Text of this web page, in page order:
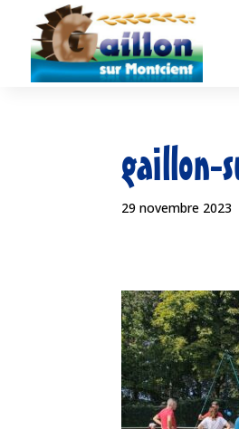
gaillon-
29 novembre 2023